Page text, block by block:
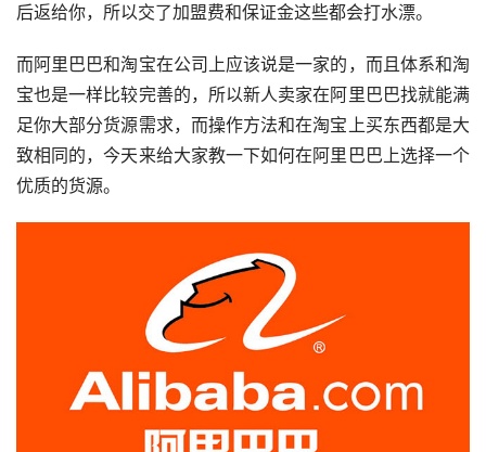
后返给你，所以交了加盟费和保证金这些都会打水漂。
而阿里巴巴和淘宝在公司上应该说是一家的，而且体系和淘
宝也是一样比较完善的，所以新人卖家在阿里巴巴找就能满
足你大部分货源需求，而操作方法和在淘宝上买东西都是大
致相同的，今天来给大家教一下如何在阿里巴巴上选择一个
优质的货源。